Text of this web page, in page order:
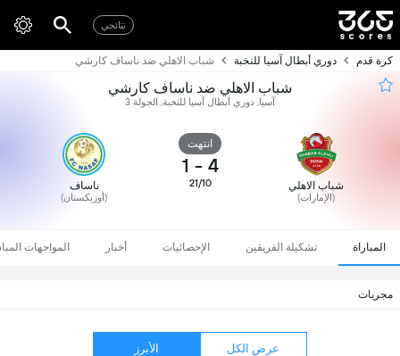
نتائجي
كرة قدم دوري أبطال آسيا للنخبة شباب الاهلي ضد ناساف كارشي
شباب الاهلي ضد ناساف كارشي
آسيا, دوري أبطال آسيا للنخبة, الجولة 3
شباب الاهلي
(الإمارات)
انتهت
4
-
1
21/10 ناساف
(أوزبكستان)
المباراة تشكيلة الفريقين الإحصائيات أخبار المواجهات
مجريات
عرض الكل الأبرز